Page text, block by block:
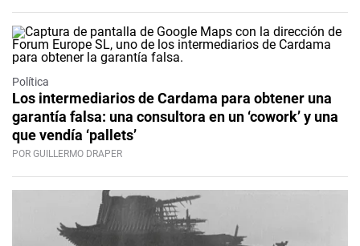
Política
Los intermediarios de Cardama para obtener una
garantía falsa: una consultora en un ‘cowork’ y una
que vendía ‘pallets’
POR GUILLERMO DRAPER